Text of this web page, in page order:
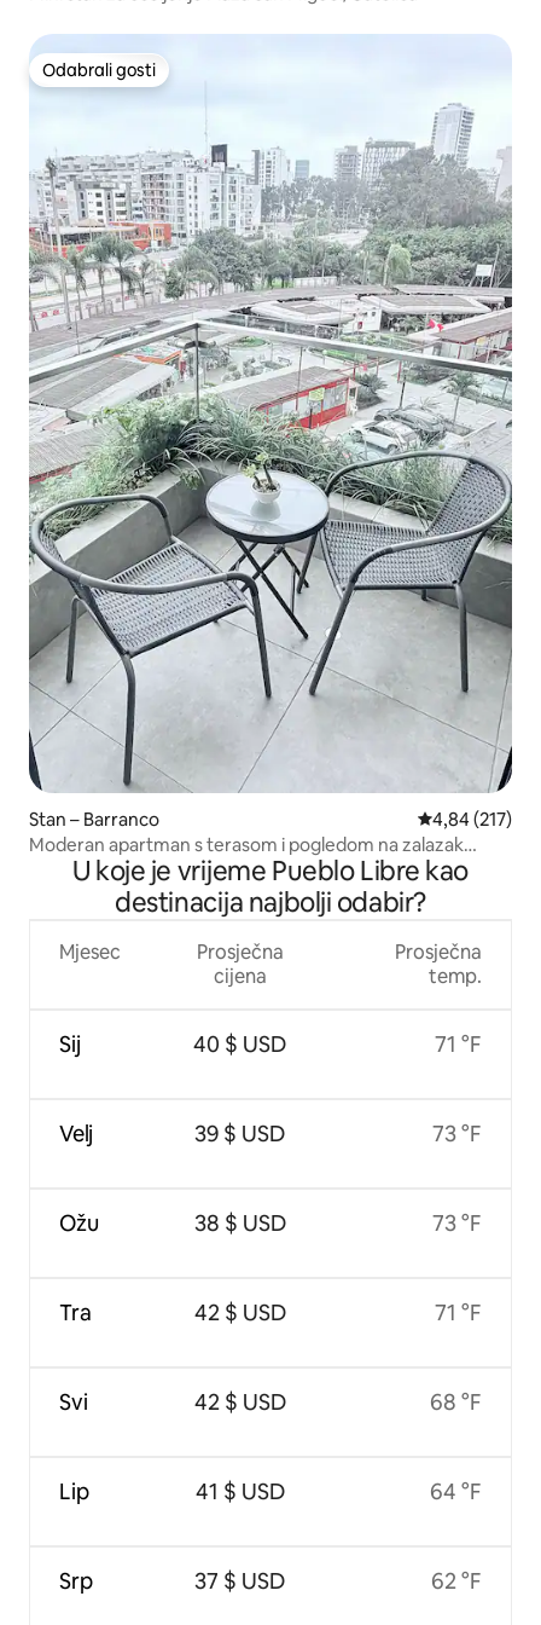
Odabrali gosti
Odabrali gosti
Stan – Barranco Prosječna
4,84 (217)
Moderan apartman s terasom i pogledom na zalazak
suncaU koje je vrijeme Pueblo Libre kao
destinacija najbolji odabir?
Mjesec
Sij
Velj
Ožu
Tra
Svi
Lip
Srp
Prosječna
cijena
40 $ USD
39 $ USD
38 $ USD
42 $ USD
42 $ USD
41 $ USD
37 $ USD
Prosječna
temp.
71 °F
73 °F
73 °F
71 °F
68 °F
64 °F
62 °F